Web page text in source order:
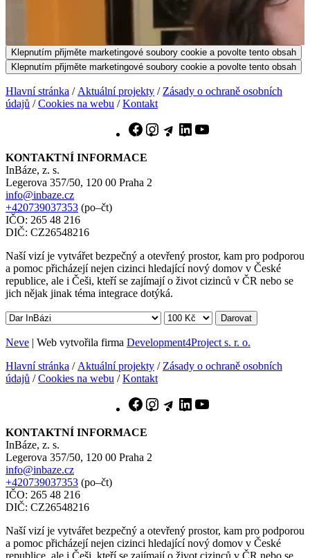
Klepnutím přijměte marketingové soubory cookie a povolte tento obsah
Klepnutím přijměte marketingové soubory cookie a povolte tento obsah
Hlavní stránka / Aktuální projekty / Zásady o ochraně osobních
údajů /Cookies na webu /Kontakt
Facebook
Instagram
TelegramLinkedIn
KONTAKTNÍ INFORMACE
InBáze, z. s.
Legerova 357/50, 120 00 Praha 2
info@inbaze.cz
+420739037353 (po–čt)
IČO: 265 48 216
DIČ: CZ26548216
Naší vizí je vytvářet bezpečný a otevřený prostor, kam pro podporou
a pomoc přicházejí nejen cizinci hledající nový domov v České
republice, ale i Češi, kteří se zajímají o život cizinců v ČR nebo se
jich nějak jinak téma integrace dotýká.
Darovat
Neve | Web vytvořila firma Development4Project s. r. o.
Hlavní stránka / Aktuální projekty / Zásady o ochraně osobních
údajů /Cookies na webu /Kontakt
Facebook
Instagram
TelegramLinkedIn
KONTAKTNÍ INFORMACE
InBáze, z. s.
Legerova 357/50, 120 00 Praha 2
info@inbaze.cz
+420739037353 (po–čt)
IČO: 265 48 216
DIČ: CZ26548216
Naší vizí je vytvářet bezpečný a otevřený prostor, kam pro podporou
a pomoc přicházejí nejen cizinci hledající nový domov v České
republice, ale i Češi, kteří se zajímají o život cizinců v ČR nebo se